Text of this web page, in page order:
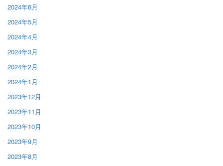
2024年6月
2024年5月
2024年4月
2024年3月
2024年2月
2024年1月
2023年12月
2023年11月
2023年10月
2023年9月
2023年8月